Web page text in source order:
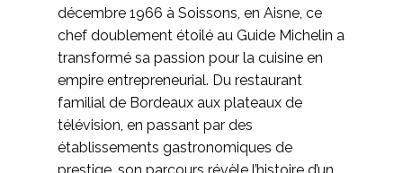
décembre 1966 à Soissons, en Aisne, ce
chef doublement étoilé au Guide Michelin a
transformé sa passion pour la cuisine en
empire entrepreneurial. Du restaurant
familial de Bordeaux aux plateaux de
télévision, en passant par des
établissements gastronomiques de